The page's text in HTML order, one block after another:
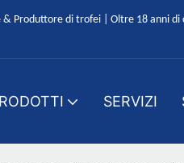
Produttore di trofei | Oltre 18 anni
SERVIZI